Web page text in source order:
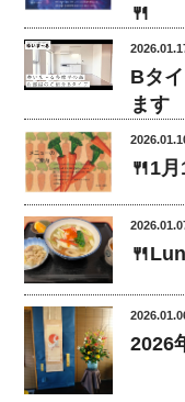
🍴
Bタ
ます
🍴1
2026